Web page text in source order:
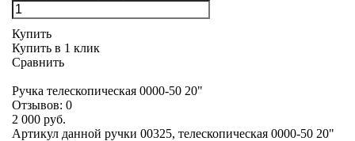
Купить
Купить в 1 клик
Сравнить
Ручка телескопическая 0000-50 20"
Отзывов: 0
2 000 руб.
Артикул данной ручки 00325, телескопическая 0000-50 20"